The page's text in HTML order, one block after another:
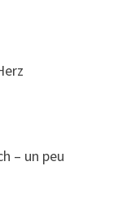
– un peu